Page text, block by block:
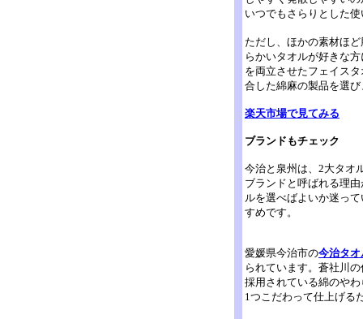
いつでもさらりとした
ただし、ほかの素材ほ
らかいタオルが好きな
を両立させたフェイス
合した綿麻の製品を選
楽天市場で見てみる
ブランドもチェック
今治と泉州は、2大タオ
ブランドと呼ばれる理
ルを選べばよいか迷っ
すめです。
愛媛県今治市の今治タオ
られています。蒼社川
採用されている綿のや
1つこだわって仕上げる